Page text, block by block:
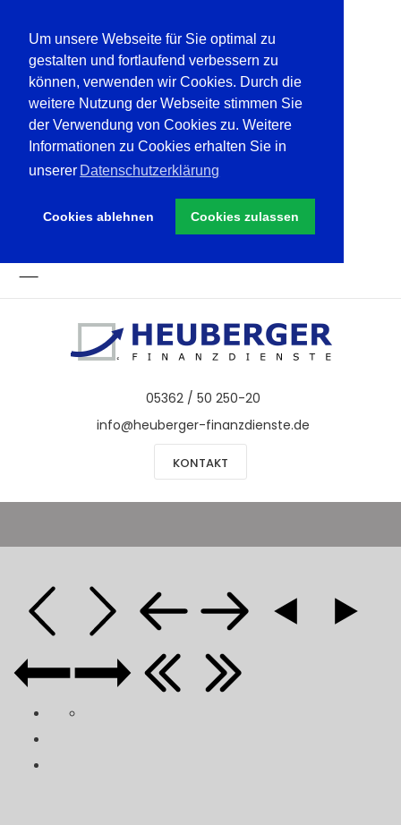
Um unsere Webseite für Sie optimal zu
gestalten und fortlaufend verbessern zu
können, verwenden wir Cookies. Durch die
weitere Nutzung der Webseite stimmen Sie
der Verwendung von Cookies zu. Weitere
Informationen zu Cookies erhalten Sie in
unserer Datenschutzerklärung
Cookies ablehnen Cookies zulassen
05362 / 50 250-20
info@heuberger-finanzdienste.de
KONTAKT